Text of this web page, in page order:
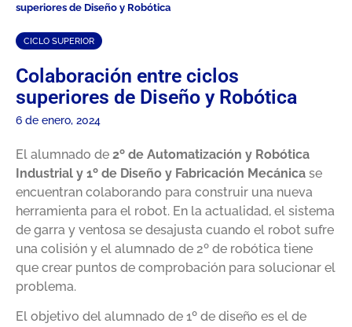
superiores de Diseño y Robótica
CICLO SUPERIOR
Colaboración entre ciclos
superiores de Diseño y Robótica
6 de enero, 2024
El alumnado de 2º de Automatización y Robótica
Industrial y 1º de Diseño y Fabricación Mecánica se
encuentran colaborando para construir una nueva
herramienta para el robot. En la actualidad, el sistema
de garra y ventosa se desajusta cuando el robot sufre
una colisión y el alumnado de 2º de robótica tiene
que crear puntos de comprobación para solucionar el
problema.
El objetivo del alumnado de 1º de diseño es el de